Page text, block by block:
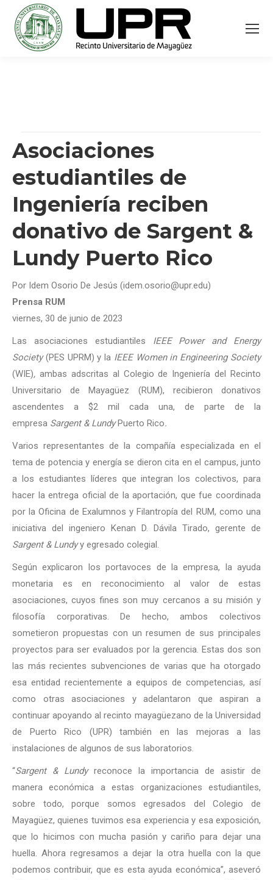
Asociaciones
estudiantiles de
Ingeniería reciben
donativo de Sargent &
Lundy Puerto Rico
Por Idem Osorio De Jesús (idem.osorio@upr.edu)
Prensa RUM
viernes, 30 de junio de 2023
Las asociaciones estudiantiles IEEE Power and Energy
Society(PES UPRM) y la IEEE Women in Engineering Society
(WIE), ambas adscritas al Colegio de Ingeniería del Recinto
Universitario de Mayagüez (RUM), recibieron donativos
ascendentes a $2 mil cada una, de parte de la
empresa Sargent & LundyPuerto Rico.
Varios representantes de la compañía especializada en el
tema de potencia y energía se dieron cita en el campus, junto
a los estudiantes líderes que integran los colectivos, para
hacer la entrega oficial de la aportación, que fue coordinada
por la Oficina de Exalumnos y Filantropía del RUM, como una
iniciativa del ingeniero Kenan D. Dávila Tirado, gerente de
Sargent & Lundyy egresado colegial.
Según explicaron los portavoces de la empresa, la ayuda
monetaria es en reconocimiento al valor de estas
asociaciones, cuyos fines son muy cercanos a su misión y
filosofía corporativas. De hecho, ambos colectivos
sometieron propuestas con un resumen de sus principales
proyectos para ser evaluados por la gerencia. Estas dos son
las más recientes subvenciones de varias que ha otorgado
esa entidad recientemente a equipos de competencias, así
como otras asociaciones y adelantaron que aspiran a
continuar apoyando al recinto mayagüezano de la Universidad
de Puerto Rico (UPR) también en las mejoras a las
instalaciones de algunos de sus laboratorios.
“Sargent & Lundy reconoce la importancia de asistir de
manera económica a estas organizaciones estudiantiles,
sobre todo, porque somos egresados del Colegio de
Mayagüez, quienes tuvimos esa experiencia y esa exposición,
que lo hicimos con mucha pasión y cariño para dejar una
huella. Ahora regresamos a dejar la otra huella con la que
podemos contribuir, que es esta ayuda económica”, aseveró